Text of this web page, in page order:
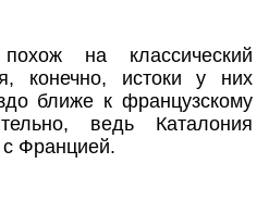
на классический
конечно, истоки у них
ближе к французскому
ведь Каталония
с Францией.